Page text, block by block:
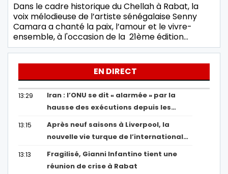
Dans le cadre historique du Chellah à Rabat, la
voix mélodieuse de l’artiste sénégalaise Senny
Camara a chanté la paix, l’amour et le vivre-
ensemble, à l'occasion de la 21ème édition…
EN DIRECT
13:29
Iran : l’ONU se dit « alarmée » par la
hausse des exécutions depuis les…
13:15
Après neuf saisons à Liverpool, la
nouvelle vie turque de l’international…
13:13
Fragilisé, Gianni Infantino tient une
réunion de crise à Rabat